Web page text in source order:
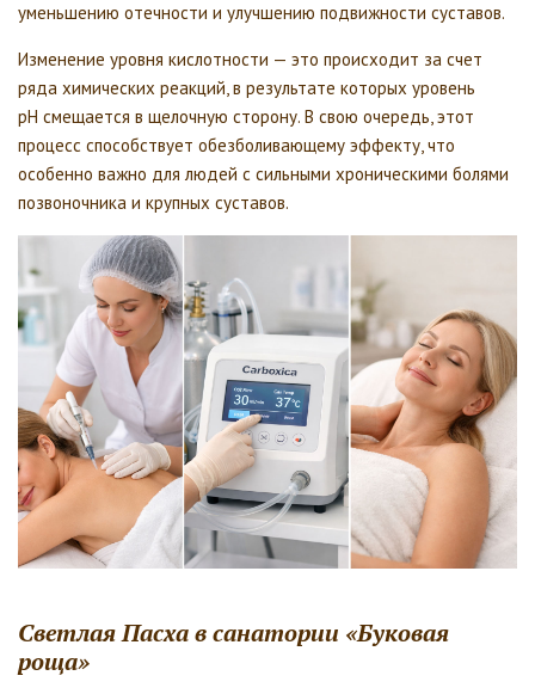
уменьшению отечности и улучшению подвижности суставов.
Изменение уровня кислотности — это происходит за счет
ряда химических реакций, в результате которых уровень
рН смещается в щелочную сторону. В свою очередь, этот
процесс способствует обезболивающему эффекту, что
особенно важно для людей с сильными хроническими болями
позвоночника и крупных суставов.
Светлая Пасха в санатории «Буковая
роща»